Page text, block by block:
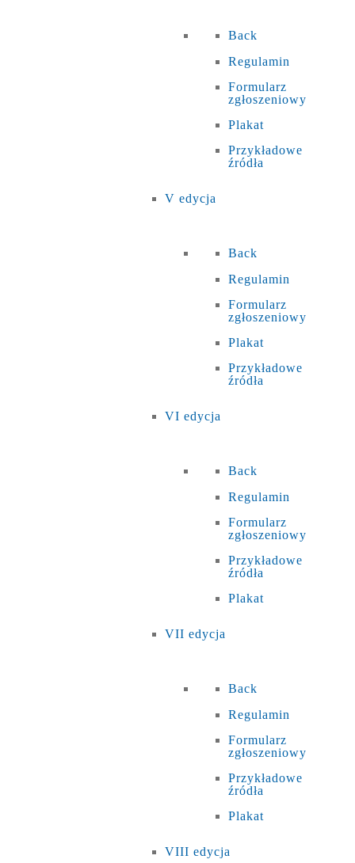
Back
Regulamin
Formularz
zgłoszeniowy
Plakat
Przykładowe
źródła
V edycja
Back
Regulamin
Formularz
zgłoszeniowy
Plakat
Przykładowe
źródła
VI edycja
Back
Regulamin
Formularz
zgłoszeniowy
Przykładowe
źródła
Plakat
VII edycja
Back
Regulamin
Formularz
zgłoszeniowy
Przykładowe
źródła
Plakat
VIII edycja